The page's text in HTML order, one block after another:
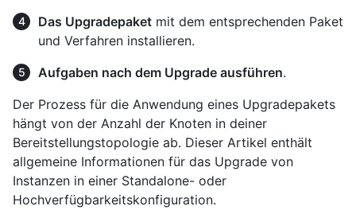
Das Upgradepaket mit dem entsprechenden Paket
und Verfahren installieren.
Aufgaben nach dem Upgrade ausführen.
Der Prozess für die Anwendung eines Upgradepakets
hängt von der Anzahl der Knoten in deiner
Bereitstellungstopologie ab. Dieser Artikel enthält
allgemeine Informationen für das Upgrade von
Instanzen in einer Standalone- oder
Hochverfügbarkeitskonfiguration.